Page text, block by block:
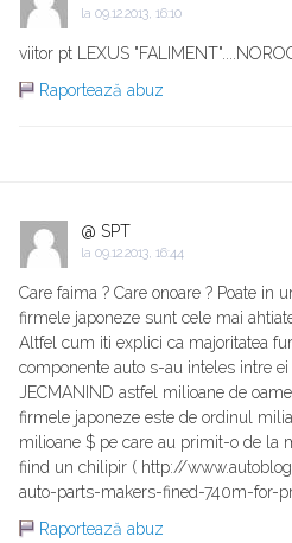
la 09.12.2013, 16:10
viitor pt LEXUS
Raportează abuz
@ SPT
la 09.12.2013, 16:44
Care faima ? Care onoare ? Poate in
firmele japoneze sunt cele mai
Altfel cum iti explici ca majoritatea
componente auto s-au inteles intre
JECMANIND astfel milioane de
firmele japoneze este de ordinul
milioane $ pe care au primit-o de la
fiind un chilipir ( http://
auto-parts-makers-fined-740m-for-
Raportează abuz